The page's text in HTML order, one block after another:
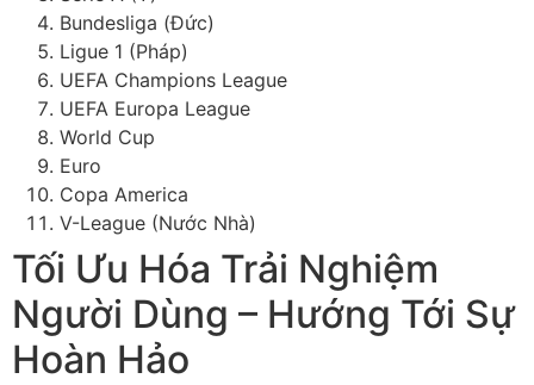
Bundesliga (Đức)
Ligue 1 (Pháp)
UEFA Champions League
UEFA Europa League
World Cup
Euro
Copa America
V-League (Nước Nhà)
Tối Ưu Hóa Trải Nghiệm
Người Dùng – Hướng Tới Sự
Hoàn Hảo